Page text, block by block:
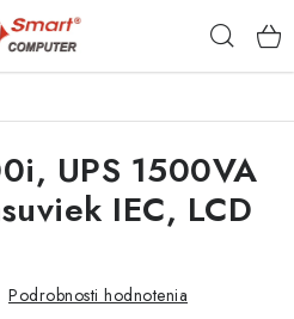
UPS 1500VA
IEC, LCD
Podrobnosti hodnotenia